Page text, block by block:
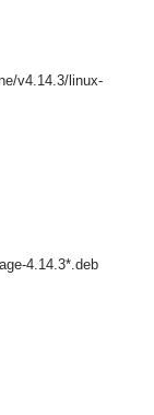
v4.14.3/linux-
4.14.3*.deb